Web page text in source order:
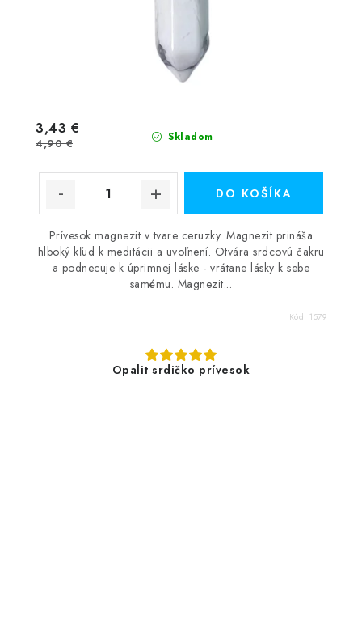
Skladom
3,43 €
4,90 €
DO KOŠÍKA
Prívesok magnezit v tvare ceruzky. Magnezit prináša
hlboký kľud k meditácii a uvoľnení. Otvára srdcovú čakru
a podnecuje k úprimnej láske - vrátane lásky k sebe
samému. Magnezit...
Kód: 1579
Opalit srdičko prívesok